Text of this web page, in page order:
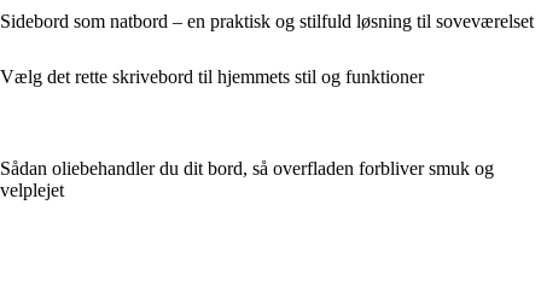
Sidebord som natbord – en praktisk og stilfuld løsning til soveværelset
Vælg det rette skrivebord til hjemmets stil og funktioner
Sådan oliebehandler du dit bord, så overfladen forbliver smuk og
velplejet